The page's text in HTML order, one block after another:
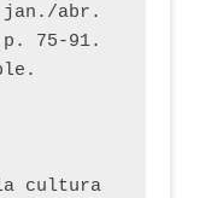
jan./abr.
p. 75-91.
cultura